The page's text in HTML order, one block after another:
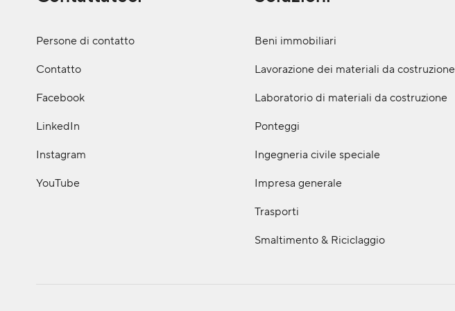
Persone di contatto
Contatto
Facebook
LinkedIn
Instagram
YouTube
Beni immobiliari
Lavorazione dei materiali da costruzione
Laboratorio di materiali da costruzione
Ponteggi
Ingegneria civile speciale
Impresa generale
Trasporti
Smaltimento & Riciclaggio